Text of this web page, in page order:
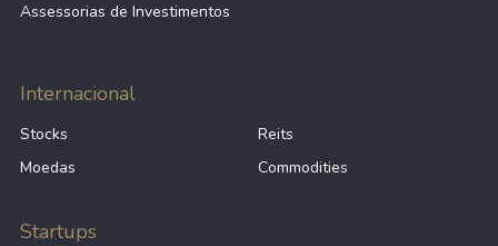
Assessorias de Investimentos
Internacional
Stocks
Reits
Moedas
Commodities
Startups